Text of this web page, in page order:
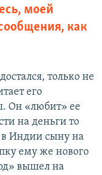
моей
как
только не
его
Он «любит» ее
на деньги то
Индии сыну на
ему же нового
вышел на